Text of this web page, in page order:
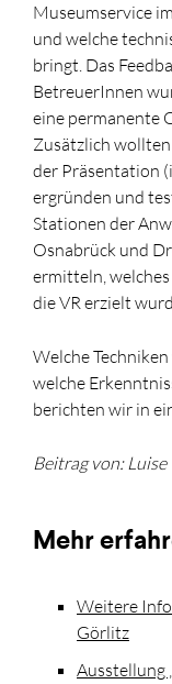
Museumservice
und welche
bringt. Das
BetreuerInnen
eine permanente
Zusätzlich
der Präsentation
ergründen und
Stationen der
Osnabrück und
ermitteln,
die VR erzielt
Welche
welche
berichten wir in
Beitrag von: Luise
Mehr
Weitere
Görlitz
Ausstellung